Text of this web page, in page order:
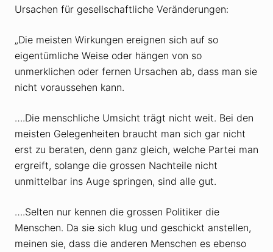
Ursachen für gesellschaftliche Veränderungen:
„Die meisten Wirkungen ereignen sich auf so
eigentümliche Weise oder hängen von so
unmerklichen oder fernen Ursachen ab, dass man sie
nicht voraussehen kann.
….Die menschliche Umsicht trägt nicht weit. Bei den
meisten Gelegenheiten braucht man sich gar nicht
erst zu beraten, denn ganz gleich, welche Partei man
ergreift, solange die grossen Nachteile nicht
unmittelbar ins Auge springen, sind alle gut.
….Selten nur kennen die grossen Politiker die
Menschen. Da sie sich klug und geschickt anstellen,
meinen sie, dass die anderen Menschen es ebenso